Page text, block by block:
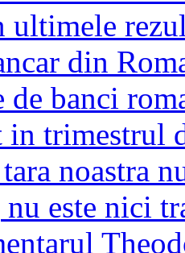
ultimele
din
de banci
in trimestrul
noastra
nu este nici